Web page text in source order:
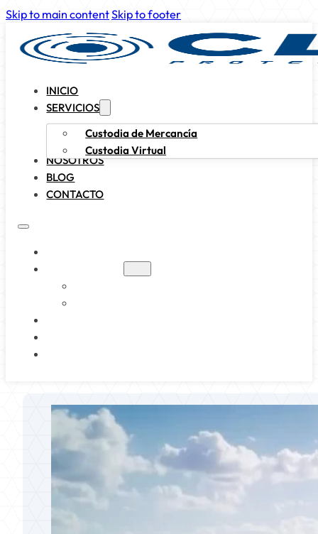
Skip to main contentSkip to footer
INICIO
SERVICIOS
Custodia de Mercancía
Custodia Virtual
NOSOTROS
BLOG
CONTACTO